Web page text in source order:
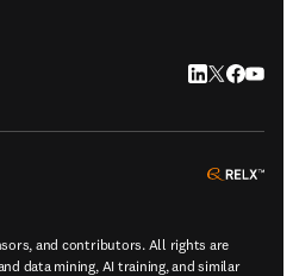
LinkedIn 새
Twitter 새
and contributors. All rights are
data mining, AI training, and similar